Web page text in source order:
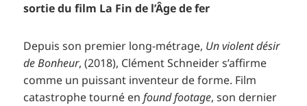
sortie du film La Fin de l’Âge de fer
Depuis son premier long-métrage, Un violent désir
de Bonheur, (2018), Clément Schneider s’affirme
comme un puissant inventeur de forme. Film
catastrophe tourné enfound footage, son dernier